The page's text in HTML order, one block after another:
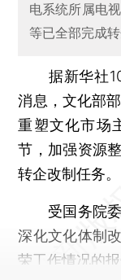
电系统所属电
等已全部完成
据新华社10
消息，文化部
重塑文化市场
节，加强资源
转企改制任务。
受国务院委
深化文化体制
荣工作情况的报